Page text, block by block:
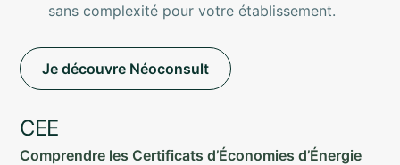
sans complexité pour votre établissement.
Je découvre Néoconsult
CEE
Comprendre les Certificats d’Économies d’Énergie